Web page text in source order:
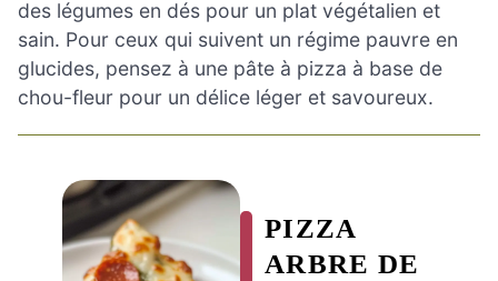
des légumes en dés pour un plat végétalien et
sain. Pour ceux qui suivent un régime pauvre en
glucides, pensez à une pâte à pizza à base de
chou-fleur pour un délice léger et savoureux.
PIZZA
ARBRE DE